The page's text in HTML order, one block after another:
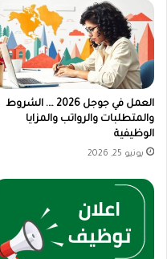
العمل في جوجل 2026 …. الشروط
والمتطلبات والرواتب والمزايا
الوظيفية
يونيو 25, 2026